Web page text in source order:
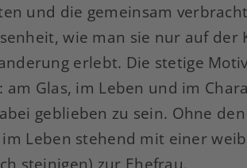
und die gemeinsam
wie man sie nur auf der
erlebt. Die stetige
Glas, im Leben und im
geblieben zu sein. Ohne
Leben stehend mit einer